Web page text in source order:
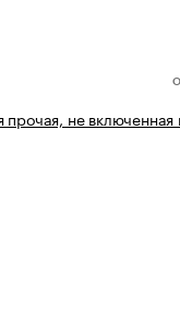
не включенная